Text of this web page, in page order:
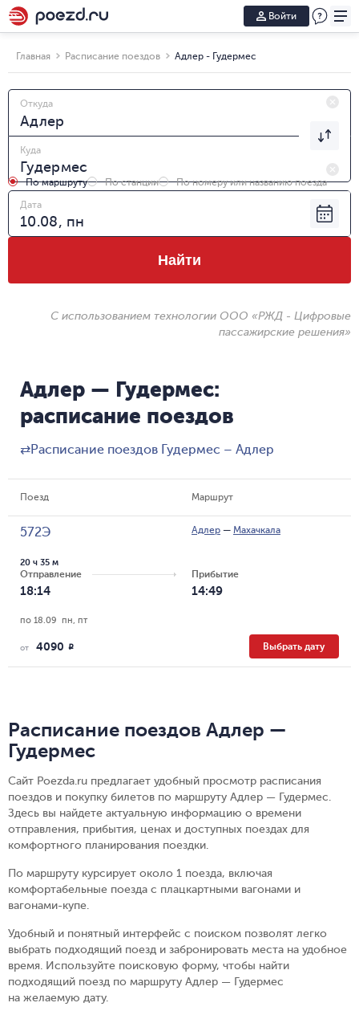
Войти
Главная Расписание поездов Адлер - Гудермес
Откуда
Куда
По маршруту По станции
По номеру или названию поезда
Дата
Найти
С использованием технологии ООО «РЖД - Цифровые
пассажирские решения»
Адлер — Гудермес:
расписание поездов
⇄Расписание поездов Гудермес – Адлер
Поезд Маршрут
572Э Адлер — Махачкала
Отправление
18:14
20 ч 35 м
Прибытие
14:49
по 18.09  пн, пт
от 4090 R Выбрать дату
Расписание поездов Адлер —
Гудермес
Сайт Poezda.ru предлагает удобный просмотр расписания
поездов и покупку билетов по маршруту Адлер — Гудермес.
Здесь вы найдете актуальную информацию о времени
отправления, прибытия, ценах и доступных поездах для
комфортного планирования поездки.
По маршруту курсирует около 1 поезда, включая
комфортабельные поезда с плацкартными вагонами и
вагонами-купе.
Удобный и понятный интерфейс с поиском позволят легко
выбрать подходящий поезд и забронировать места на удобное
время. Используйте поисковую форму, чтобы найти
подходящий поезд по маршруту Адлер — Гудермес
на желаемую дату.